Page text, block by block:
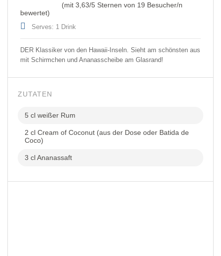
(mit 3,63/5 Sternen von 19 Besucher/n
bewertet)
Serves: 1 Drink
DER Klassiker von den Hawaii-Inseln. Sieht am schönsten aus
mit Schirmchen und Ananasscheibe am Glasrand!
ZUTATEN
5 cl weißer Rum
2 cl Cream of Coconut (aus der Dose oder Batida de
Coco)
3 cl Ananassaft